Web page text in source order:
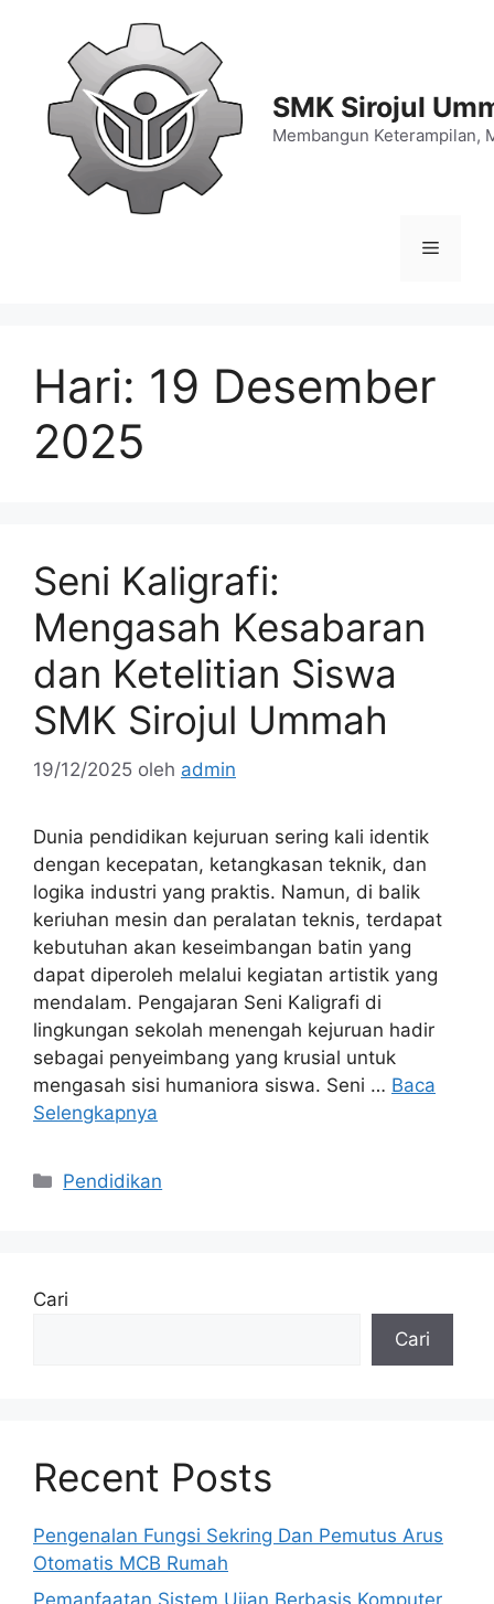
SMK Sirojul
Membangun Keterampilan,
Menu
Hari: 19 Desember
2025
Seni Kaligrafi:
Mengasah Kesabaran
dan Ketelitian Siswa
SMK Sirojul Ummah
19/12/2025 oleh admin
Dunia pendidikan kejuruan sering kali identik
dengan kecepatan, ketangkasan teknik, dan
logika industri yang praktis. Namun, di balik
keriuhan mesin dan peralatan teknis, terdapat
kebutuhan akan keseimbangan batin yang
dapat diperoleh melalui kegiatan artistik yang
mendalam. Pengajaran Seni Kaligrafi di
lingkungan sekolah menengah kejuruan hadir
sebagai penyeimbang yang krusial untuk
mengasah sisi humaniora siswa. Seni … Baca
Selengkapnya
Kategori
Pendidikan
Cari
Cari
Recent Posts
Pengenalan Fungsi Sekring Dan Pemutus Arus
Otomatis MCB Rumah